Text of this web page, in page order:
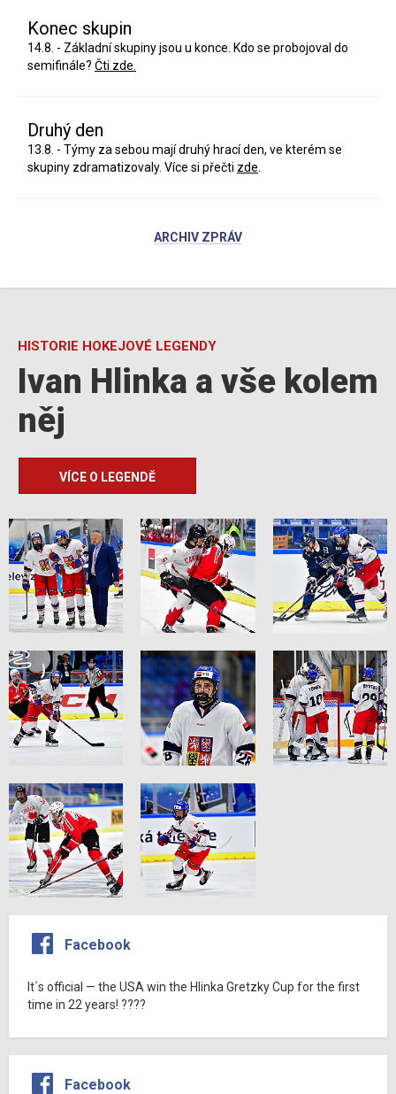
Konec skupin
14.8. - Základní skupiny jsou u konce. Kdo se probojoval do
semifinále? Čti zde.
Druhý den
13.8. - Týmy za sebou mají druhý hrací den, ve kterém se
skupiny zdramatizovaly. Více si přečti zde
ARCHIV ZPRÁV
HISTORIE HOKEJOVÉ LEGENDY
Ivan Hlinka a vše kolem
něj
VÍCE O LEGENDĚ
Facebook
It´s official — the USA win the Hlinka Gretzky Cup for the first
time in 22 years! ????
Facebook